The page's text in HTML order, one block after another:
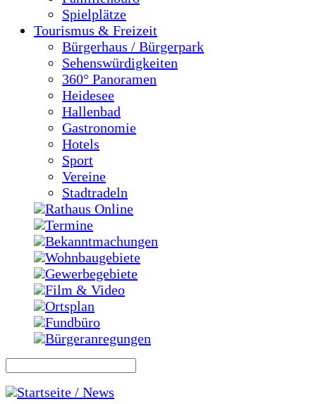
Spielplätze
Tourismus & Freizeit
Bürgerhaus / Bürgerpark
Sehenswürdigkeiten
360° Panoramen
Heidesee
Hallenbad
Gastronomie
Hotels
Sport
Vereine
Stadtradeln
Rathaus Online
Termine
Bekanntmachungen
Wohnbaugebiete
Gewerbegebiete
Film & Video
Ortsplan
Fundbüro
Bürgeranregungen
Startseite / News